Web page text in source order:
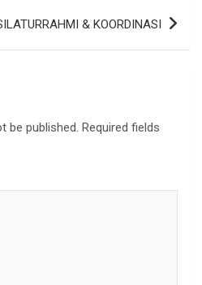
& KOORDINASI
be published. Required fields